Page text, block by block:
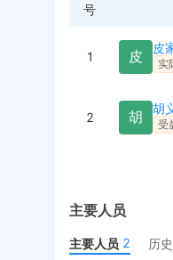
号
1 皮
皮
实
2 胡
胡
受
主要人员
主要人员 2 历